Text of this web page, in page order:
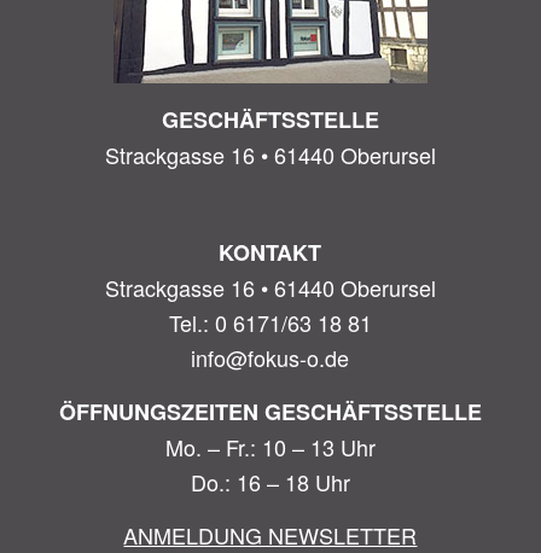
GESCHÄFTSSTELLE
Strackgasse 16 • 61440 Oberursel
KONTAKT
Strackgasse 16 • 61440 Oberursel
Tel.: 0 6171/63 18 81
info@fokus-o.de
ÖFFNUNGSZEITEN GESCHÄFTSSTELLE
Mo. – Fr.: 10 – 13 Uhr
Do.: 16 – 18 Uhr
ANMELDUNG NEWSLETTER